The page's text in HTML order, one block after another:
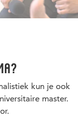
kun je ook
master.